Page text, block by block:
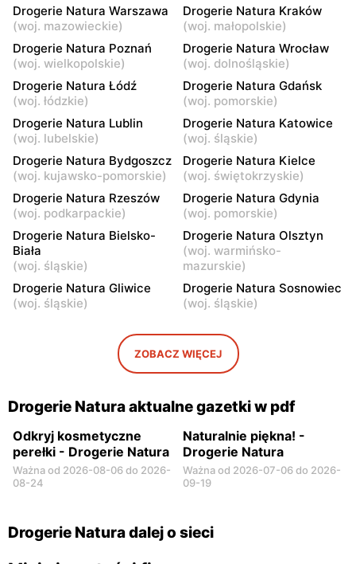
Drogerie Natura
Garwolin, ul. Sulbiny 3
Drogerie Natura
Płońsk, ul. Wyszogrodzka
59
Drogerie Natura
Skierniewice, ul. Mikołaja
Kopernika 5
Drogerie Natura
Rawa Mazowiecka al.
Konstytucji 3 Maja 22
Drogerie Natura
Nowe Miasto nad Pilicą, ul.
Tomaszowska 40
Drogerie Natura
Kozienice, ul. Warszawska
17
Drogerie Natura
Sokołów Podlaski, ul.
Magistracka 1
Drogerie Natura
Ostrów Mazowiecka, ul.
Juliusza Słowackiego 1
Drogerie Natura
Przasnysz, ul. Leszno 1
Drogerie Natura
Płock, ul. Przemysłowa 1
Łuków, ul. Nowopijarska 9 D
Ostrołęka, ul. Gen. Augusta
Emila Fieldorfa Nila 11
Drogerie Natura Warszawa
(woj. mazowieckie)
Drogerie Natura Kraków
(woj. małopolskie)
Drogerie Natura Poznań
(woj. wielkopolskie)
Drogerie Natura Wrocław
(woj. dolnośląskie)
Drogerie Natura Łódź
(woj. łódzkie)
Drogerie Natura Gdańsk
(woj. pomorskie)
Drogerie Natura Lublin
(woj. lubelskie)
Drogerie Natura Katowice
(woj. śląskie)
Drogerie Natura Bydgoszcz
(woj. kujawsko-pomorskie)
Drogerie Natura Kielce
(woj. świętokrzyskie)
Drogerie Natura Rzeszów
(woj. podkarpackie)
Drogerie Natura Gdynia
(woj. pomorskie)
Drogerie Natura Bielsko-
Biała
(woj. śląskie)
Drogerie Natura Olsztyn
(woj. warmińsko-
mazurskie)
Drogerie Natura Gliwice
(woj. śląskie)
Drogerie Natura Sosnowiec
(woj. śląskie)
ZOBACZ WIĘCEJ
Drogerie Natura aktualne gazetki w pdf
Odkryj kosmetyczne
perełki - Drogerie Natura
Ważna od 2026-08-06 do 2026-
08-24
Naturalnie piękna! -
Drogerie Natura
Ważna od 2026-07-06 do 2026-
09-19
Drogerie Natura dalej o sieci